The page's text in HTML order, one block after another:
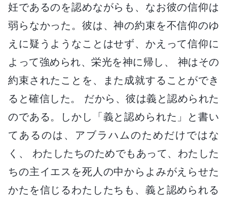
妊であるのを認めながらも、なお彼の信仰は
弱らなかった。彼は、神の約束を不信仰のゆ
えに疑うようなことはせず、かえって信仰に
よって強められ、栄光を神に帰し、 神はその
約束されたことを、また成就することができ
ると確信した。 だから、彼は義と認められた
のである。しかし「義と認められた」と書い
てあるのは、アブラハムのためだけではな
く、 わたしたちのためでもあって、わたした
ちの主イエスを死人の中からよみがえらせた
かたを信じるわたしたちも、義と認められる